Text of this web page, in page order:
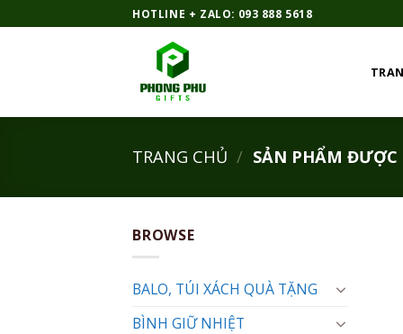
qua
HOTLINE + ZALO: 093 888 5618
TRANG CHỦ / SẢN PHẨM ĐƯỢC
BROWSE
BALO, TÚI XÁCH QUÀ TẶNG
BÌNH GIỮ NHIỆT